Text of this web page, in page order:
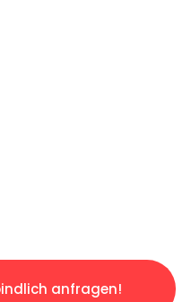
anfragen!